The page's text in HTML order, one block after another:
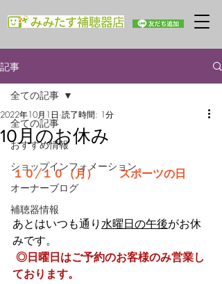
記事
全ての記事
おすすめ情報
ショップインフォメーション
オーナーブログ
補聴器情報
全ての記事
10月のお休み
2022年10月1日 読了時間: 1分
１０/１０（月）　　スポーツの日
あとはいつも通り水曜日の午後がお休
みです。
◎日曜日はご予約のお客様のみ営業し
ております。